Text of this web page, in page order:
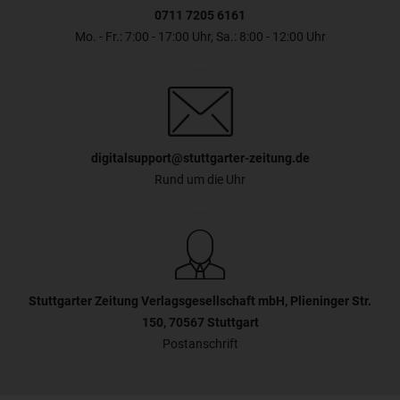
Sie zur Website zurückkehren. Wenn Ihnen die Schriftgröße
nun zu klein sein sollte, lesen Sie den Abschnitt Die Schrift
0711 7205 6161
Mo. - Fr.: 7:00 - 17:00 Uhr, Sa.: 8:00 - 12:00 Uhr
digitalsupport@stuttgarter-zeitung.de
Rund um die Uhr
Stuttgarter Zeitung Verlagsgesellschaft mbH, Plieninger Str.
150, 70567 Stuttgart
Postanschrift